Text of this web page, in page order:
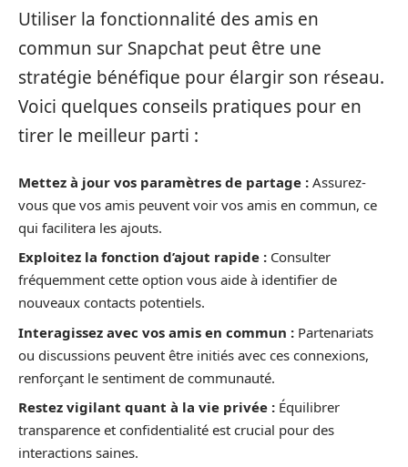
Utiliser la fonctionnalité des amis en
commun sur Snapchat peut être une
stratégie bénéfique pour élargir son réseau.
Voici quelques conseils pratiques pour en
tirer le meilleur parti :
Mettez à jour vos paramètres de partage : Assurez-
vous que vos amis peuvent voir vos amis en commun, ce
qui facilitera les ajouts.
Exploitez la fonction d’ajout rapide : Consulter
fréquemment cette option vous aide à identifier de
nouveaux contacts potentiels.
Interagissez avec vos amis en commun : Partenariats
ou discussions peuvent être initiés avec ces connexions,
renforçant le sentiment de communauté.
Restez vigilant quant à la vie privée : Équilibrer
transparence et confidentialité est crucial pour des
interactions saines.